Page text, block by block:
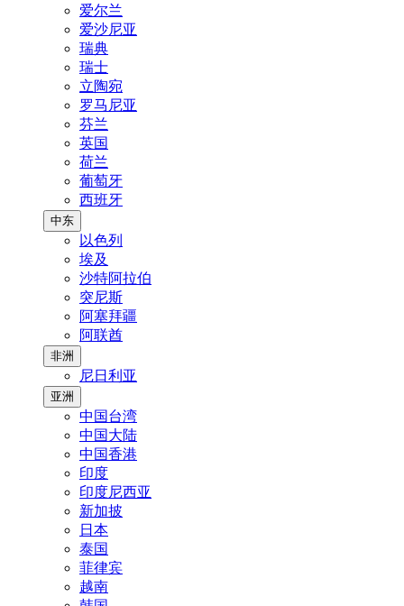
爱尔兰
爱沙尼亚
瑞典
瑞士
立陶宛
罗马尼亚
芬兰
英国
荷兰
葡萄牙
西班牙
中东
以色列
埃及
沙特阿拉伯
突尼斯
阿塞拜疆
阿联酋
非洲
尼日利亚
亚洲
中国台湾
中国大陆
中国香港
印度
印度尼西亚
新加披
日本
泰国
菲律宾
越南